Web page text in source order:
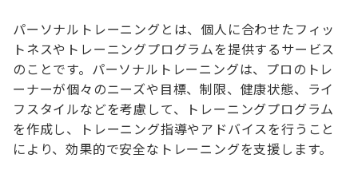
パーソナルトレーニングとは、個人に合わせたフィッ
トネスやトレーニングプログラムを提供するサービス
のことです。パーソナルトレーニングは、プロのトレ
ーナーが個々のニーズや目標、制限、健康状態、ライ
フスタイルなどを考慮して、トレーニングプログラム
を作成し、トレーニング指導やアドバイスを行うこと
により、効果的で安全なトレーニングを支援します。